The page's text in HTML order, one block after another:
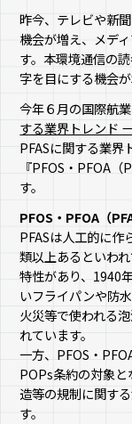
昨今、テレビや新
機会が増え、メデ
す。本環境通信の
字を目にする機会
今年６月の国際航
する業界トレンド
PFASに関する業界
『PFOS・PFOA
す。
PFOS・PFOA（
PFASは人工的に作
類以上あるといわ
特性があり、1940
いフライパンや防
火災等で使われる
れています。
一方、PFOS・
POPs条約の対象と
造等の規制に関す
す。